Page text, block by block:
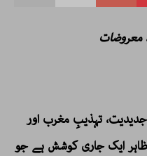
معروضات
تہذیبِ مغرب اور
ایک جاری کوشش ہے جو